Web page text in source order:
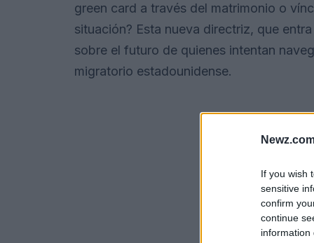
If you wish
sensitive
confirm
continue
information
green card a través del matrimonio o
situación? Esta nueva directriz, que
sobre el futuro de quienes intentan
migratorio estadounidense.